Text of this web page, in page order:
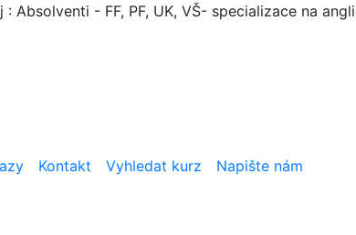
Absolventi - FF, PF, UK, VŠ- specializace na
Kontakt Vyhledat kurz Napište nám